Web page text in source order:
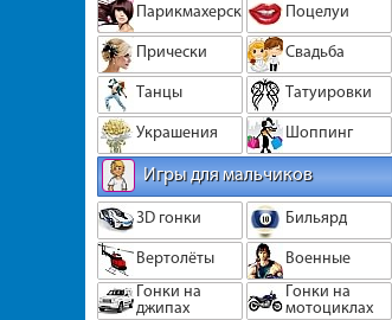
Парикмахерская
Поцелуи
Прически
Свадьба
Танцы
Татуировки
Украшения
Шоппинг
Игры для мальчиков
3D гонки
Бильярд
Вертолёты
Военные
Гонки на
джипах
Гонки на
мотоциклах